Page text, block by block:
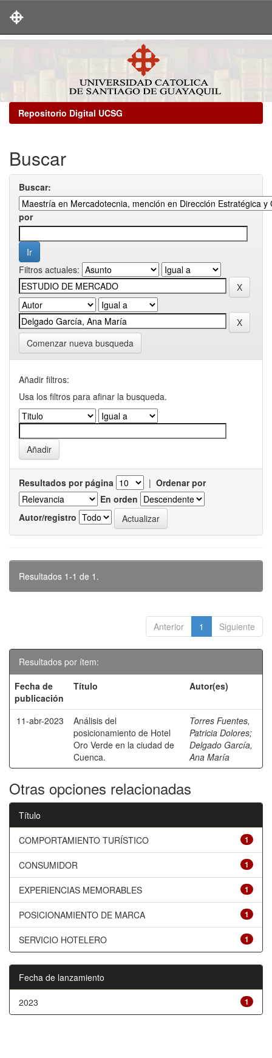
Repositorio Digital UCSG
Buscar
Buscar:
por
Filtros actuales:
Comenzar nueva busqueda
Añadir filtros:
Usa los filtros para afinar la busqueda.
Resultados por página | Ordenar por
En orden
Autor/registro
Resultados 1-1 de 1.
Anterior 1 Siguiente
Resultados por ítem:
Fecha de
publicación
Título Autor(es)
11-abr-2023
Análisis del
posicionamiento de Hotel
Oro Verde en la ciudad de
Cuenca.
Torres Fuentes,
Patricia Dolores;
Delgado García,
Ana María
Otras opciones relacionadas
Título
1
COMPORTAMIENTO TURÍSTICO
1
CONSUMIDOR
1
EXPERIENCIAS MEMORABLES
1
POSICIONAMIENTO DE MARCA
1
SERVICIO HOTELERO
Fecha de lanzamiento
1
2023